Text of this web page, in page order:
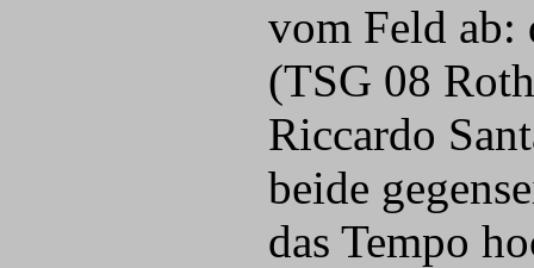
vom Feld ab:
(TSG 08
Riccardo
beide
das Tempo